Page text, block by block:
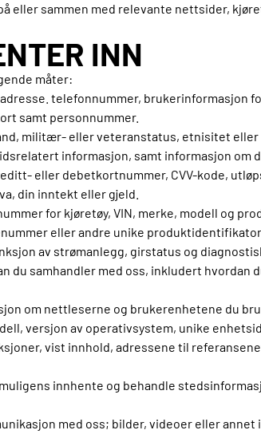
sammen med relevante nettsider,
INN
måter:
telefonnummer, brukerinformasjon
samt personnummer.
militær- eller veteranstatus, etnisitet
informasjon, samt informasjon om
eller debetkortnummer, CVV-kode,
din inntekt eller gjeld.
for kjøretøy, VIN, merke, modell og
eller andre unike
av strømanlegg, girstatus og
samhandler med oss, inkludert hvordan
om nettleserne og brukerenhetene du
versjon av operativsystem, unike
vist innhold, adressene til
innhente og behandle
med oss; bilder, videoer eller